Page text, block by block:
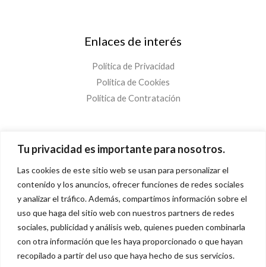
Tu privacidad es importante para nosotros.
Las cookies de este sitio web se usan para personalizar el
contenido y los anuncios, ofrecer funciones de redes sociales
y analizar el tráfico. Además, compartimos información sobre el
uso que haga del sitio web con nuestros partners de redes
sociales, publicidad y análisis web, quienes pueden combinarla
con otra información que les haya proporcionado o que hayan
recopilado a partir del uso que haya hecho de sus servicios.
Enlaces de interés
Política de Privacidad
Política de Cookies
Política de Contratación
¡Suscríbete!
C
¡SUSCRÍBETE!